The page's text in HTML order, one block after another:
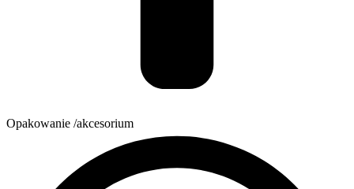
Opakowanie /akcesorium